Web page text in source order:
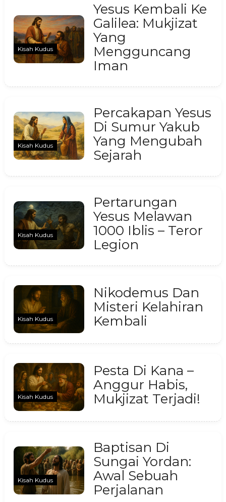
Kisah Kudus
Yesus Kembali Ke
Galilea: Mukjizat
Yang
Mengguncang
Iman
Kisah Kudus
Percakapan Yesus
Di Sumur Yakub
Yang Mengubah
Sejarah
Kisah Kudus
Pertarungan
Yesus Melawan
1000 Iblis – Teror
Legion
Kisah Kudus
Nikodemus Dan
Misteri Kelahiran
Kembali
Kisah Kudus
Pesta Di Kana –
Anggur Habis,
Mukjizat Terjadi!
Kisah Kudus
Baptisan Di
Sungai Yordan:
Awal Sebuah
Perjalanan